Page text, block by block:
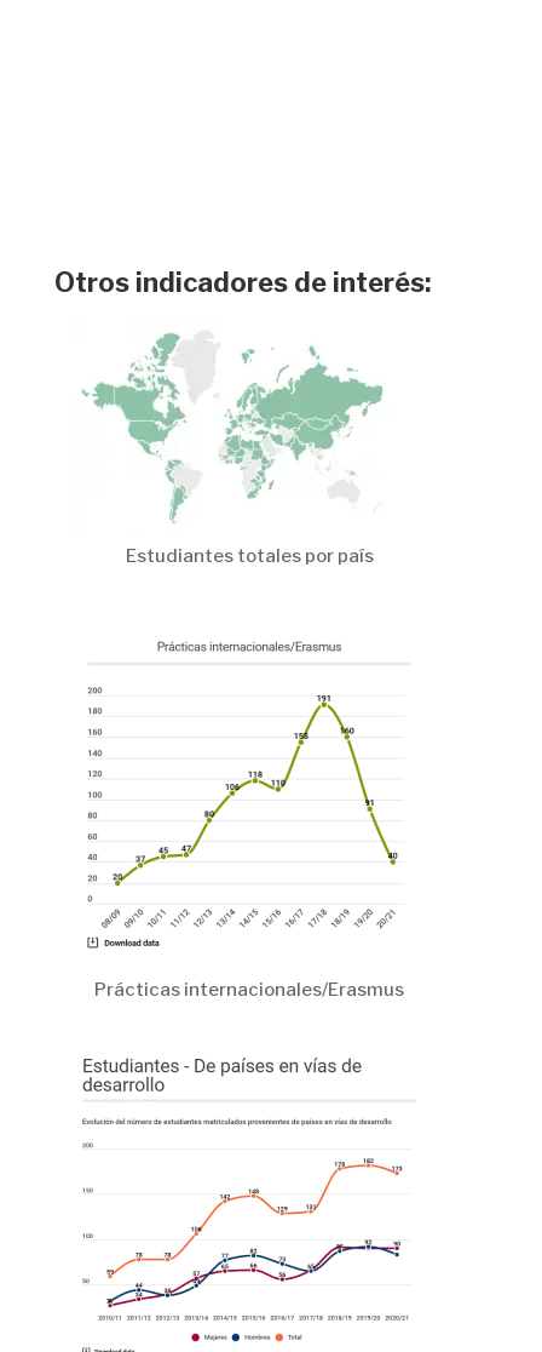
Otros indicadores de interés:
Estudiantes totales por país
Prácticas internacionales/Erasmus